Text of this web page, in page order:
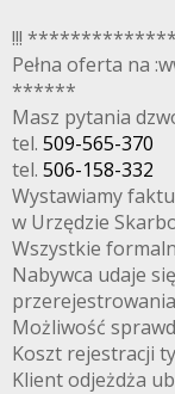
!!!
Pełna oferta na
******
Masz pytania
tel. 509-565-370
tel. 506-158-332
Wystawiamy
w Urzędzie
Wszystkie
Nabywca udaje
Możliwość
Koszt rejestracji
Klient odjeżdża